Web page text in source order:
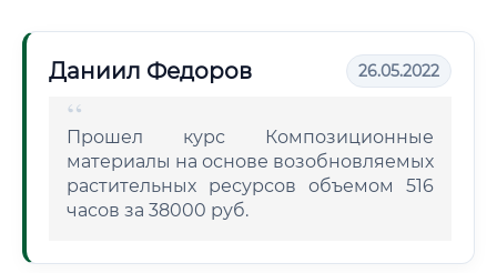
Даниил Федоров 26.05.2022
Прошел курс Композиционные
материалы на основе возобновляемых
растительных ресурсов объемом 516
часов за 38000 руб.